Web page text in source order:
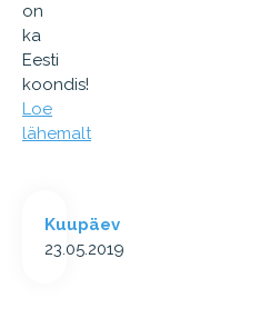
on
ka
Eesti
koondis!
Loe
lähemalt
Kuupäev
23.05.2019